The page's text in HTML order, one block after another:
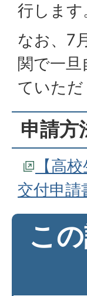
行します
なお、7
関で一
ていただ
申請方
【高
交付申請
こ